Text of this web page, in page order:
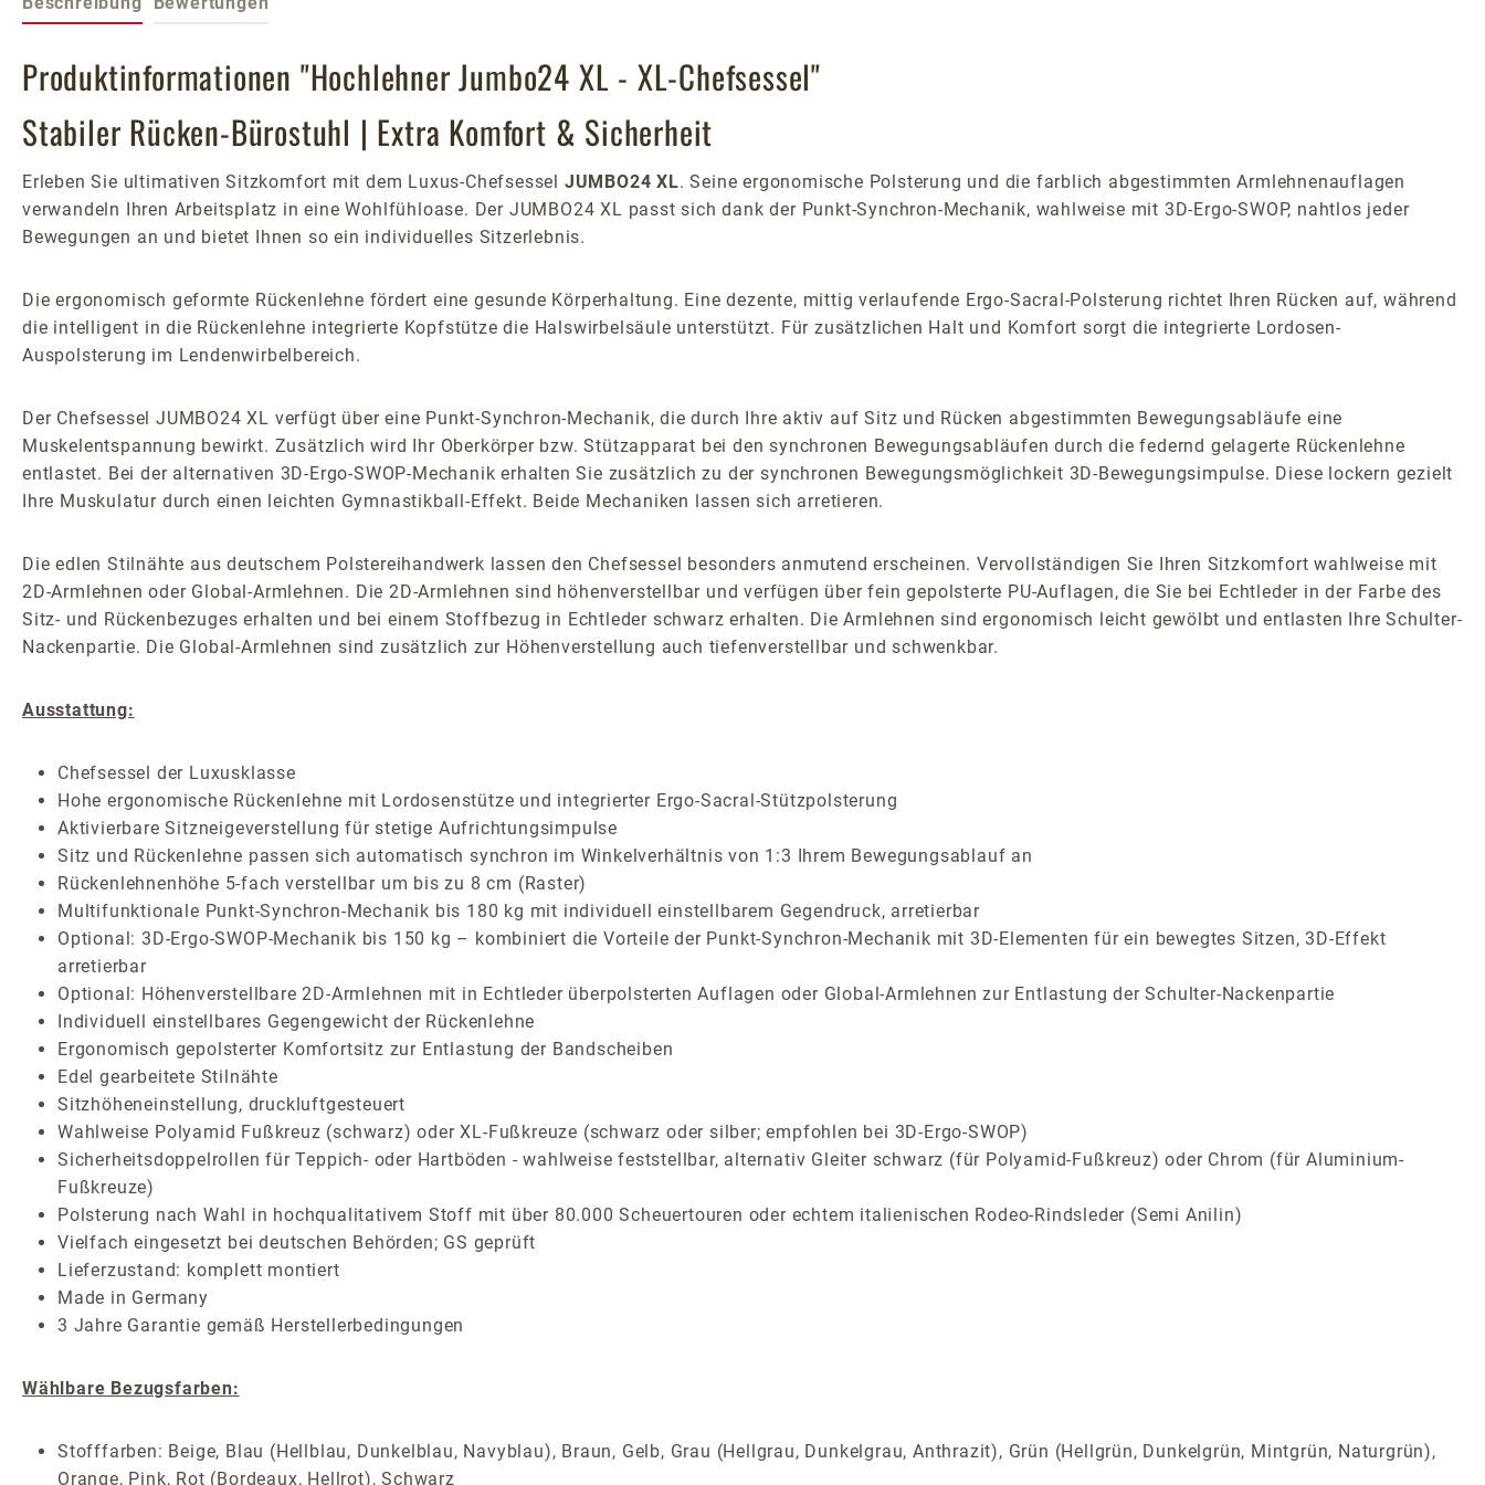
Produktinformationen "Hochlehner Jumbo24 XL - XL-Chefsessel"
Stabiler Rücken-Bürostuhl | Extra Komfort & Sicherheit
Erleben Sie ultimativen Sitzkomfort mit dem Luxus-Chefsessel JUMBO24 XL. Seine ergonomische Polsterung und die farblich abgestimmten Armlehnenauflagen
verwandeln Ihren Arbeitsplatz in eine Wohlfühloase. Der JUMBO24 XL passt sich dank der Punkt-Synchron-Mechanik, wahlweise mit 3D-Ergo-SWOP, nahtlos jeder
Bewegungen an und bietet Ihnen so ein individuelles Sitzerlebnis.
Die ergonomisch geformte Rückenlehne fördert eine gesunde Körperhaltung. Eine dezente, mittig verlaufende Ergo-Sacral-Polsterung richtet Ihren Rücken auf, während
die intelligent in die Rückenlehne integrierte Kopfstütze die Halswirbelsäule unterstützt. Für zusätzlichen Halt und Komfort sorgt die integrierte Lordosen-
Auspolsterung im Lendenwirbelbereich.
Der Chefsessel JUMBO24 XL verfügt über eine Punkt-Synchron-Mechanik, die durch Ihre aktiv auf Sitz und Rücken abgestimmten Bewegungsabläufe eine
Muskelentspannung bewirkt. Zusätzlich wird Ihr Oberkörper bzw. Stützapparat bei den synchronen Bewegungsabläufen durch die federnd gelagerte Rückenlehne
entlastet. Bei der alternativen 3D-Ergo-SWOP-Mechanik erhalten Sie zusätzlich zu der synchronen Bewegungsmöglichkeit 3D-Bewegungsimpulse. Diese lockern gezielt
Ihre Muskulatur durch einen leichten Gymnastikball-Effekt. Beide Mechaniken lassen sich arretieren.
Die edlen Stilnähte aus deutschem Polstereihandwerk lassen den Chefsessel besonders anmutend erscheinen. Vervollständigen Sie Ihren Sitzkomfort wahlweise mit
2D-Armlehnen oder Global-Armlehnen. Die 2D-Armlehnen sind höhenverstellbar und verfügen über fein gepolsterte PU-Auflagen, die Sie bei Echtleder in der Farbe des
Sitz- und Rückenbezuges erhalten und bei einem Stoffbezug in Echtleder schwarz erhalten. Die Armlehnen sind ergonomisch leicht gewölbt und entlasten Ihre Schulter-
Nackenpartie. Die Global-Armlehnen sind zusätzlich zur Höhenverstellung auch tiefenverstellbar und schwenkbar.
Ausstattung:
Chefsessel der Luxusklasse
Hohe ergonomische Rückenlehne mit Lordosenstütze und integrierter Ergo-Sacral-Stützpolsterung
Aktivierbare Sitzneigeverstellung für stetige Aufrichtungsimpulse
Sitz und Rückenlehne passen sich automatisch synchron im Winkelverhältnis von 1:3 Ihrem Bewegungsablauf an
Rückenlehnenhöhe 5-fach verstellbar um bis zu 8 cm (Raster)
Multifunktionale Punkt-Synchron-Mechanik bis 180 kg mit individuell einstellbarem Gegendruck, arretierbar
Optional: 3D-Ergo-SWOP-Mechanik bis 150 kg – kombiniert die Vorteile der Punkt-Synchron-Mechanik mit 3D-Elementen für ein bewegtes Sitzen, 3D-Effekt
arretierbar
Optional: Höhenverstellbare 2D-Armlehnen mit in Echtleder überpolsterten Auflagen oder Global-Armlehnen zur Entlastung der Schulter-Nackenpartie
Individuell einstellbares Gegengewicht der Rückenlehne
Ergonomisch gepolsterter Komfortsitz zur Entlastung der Bandscheiben
Edel gearbeitete Stilnähte
Sitzhöheneinstellung, druckluftgesteuert
Wahlweise Polyamid Fußkreuz (schwarz) oder XL-Fußkreuze (schwarz oder silber; empfohlen bei 3D-Ergo-SWOP)
Sicherheitsdoppelrollen für Teppich- oder Hartböden - wahlweise feststellbar, alternativ Gleiter schwarz (für Polyamid-Fußkreuz) oder Chrom (für Aluminium-
Fußkreuze)
Polsterung nach Wahl in hochqualitativem Stoff mit über 80.000 Scheuertouren oder echtem italienischen Rodeo-Rindsleder (Semi Anilin)
Vielfach eingesetzt bei deutschen Behörden; GS geprüft
Lieferzustand: komplett montiert
Made in Germany
3 Jahre Garantie gemäß Herstellerbedingungen
Wählbare Bezugsfarben:
Stofffarben: Beige, Blau (Hellblau, Dunkelblau, Navyblau), Braun, Gelb, Grau (Hellgrau, Dunkelgrau, Anthrazit), Grün (Hellgrün, Dunkelgrün, Mintgrün, Naturgrün),
Orange, Pink, Rot (Bordeaux, Hellrot), Schwarz